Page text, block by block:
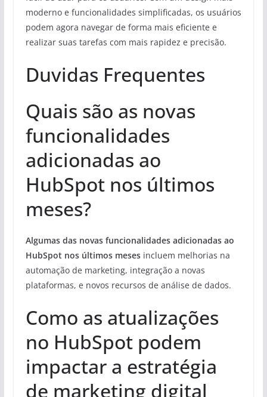
moderno e funcionalidades simplificadas, os usuários
podem agora navegar de forma mais eficiente e
realizar suas tarefas com mais rapidez e precisão.
Duvidas Frequentes
Quais são as novas
funcionalidades
adicionadas ao
HubSpot nos últimos
meses?
Algumas das novas funcionalidades adicionadas ao
HubSpot nos últimos mesesincluem melhorias na
automação de marketing, integração a novas
plataformas, e novos recursos de análise de dados.
Como as atualizações
no HubSpot podem
impactar a estratégia
de marketing digital